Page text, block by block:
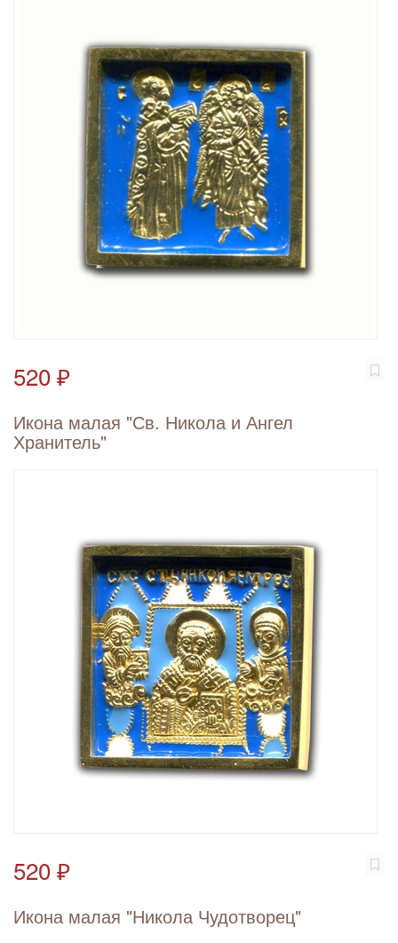
520 ₽
Икона малая "Св. Никола и Ангел
Хранитель"
520 ₽
Икона малая "Никола Чудотворец"